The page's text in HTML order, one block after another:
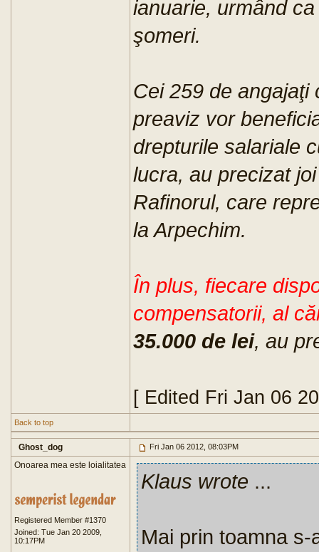
ianuarie, urmând
şomeri.
Cei 259 de
preaviz vor
drepturile salariale
lucra, au precizat
Rafinorul, care
la Arpechim.
În plus, fiecare
compensatorii, al
35.000 de lei, au
[ Edited Fri Jan 06
Back to top
Ghost_dog Fri Jan 06 2012, 08:03PM
Onoarea mea este loialitatea
Registered Member #1370
Joined: Tue Jan 20 2009,
10:17PM
Klaus wrote ...
Mai prin toamna